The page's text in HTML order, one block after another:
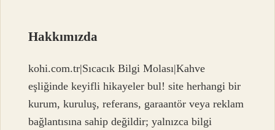
Hakkımızda
kohi.com.tr|Sıcacık Bilgi Molası|Kahve
eşliğinde keyifli hikayeler bul! site herhangi bir
kurum, kuruluş, referans, garaantör veya reklam
bağlantısına sahip değildir; yalnızca bilgi